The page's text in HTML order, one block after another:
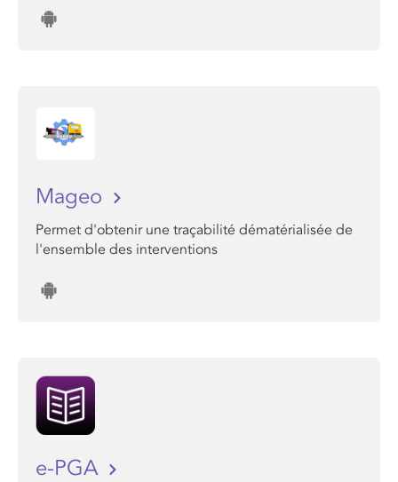
Mageo
Permet d'obtenir une traçabilité dématérialisée de
l'ensemble des interventions
e-PGA